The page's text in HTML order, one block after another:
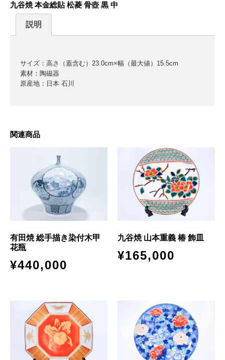
九谷焼 本金総貼 松菱 骨壺 黒 中
説明
サイズ：高さ（蓋含む）23.0cm×幅（最大値）15.5cm
素材：陶磁器
原産地：日本 石川
関連商品
有田焼 総手描き染付木甲
花瓶
¥440,000
九谷焼 山本重義 椿 飾皿
¥165,000